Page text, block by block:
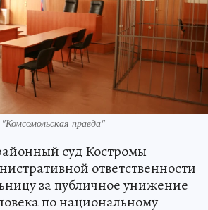
правда"
суд Костромы
ответственности
за публичное унижение
по национальному